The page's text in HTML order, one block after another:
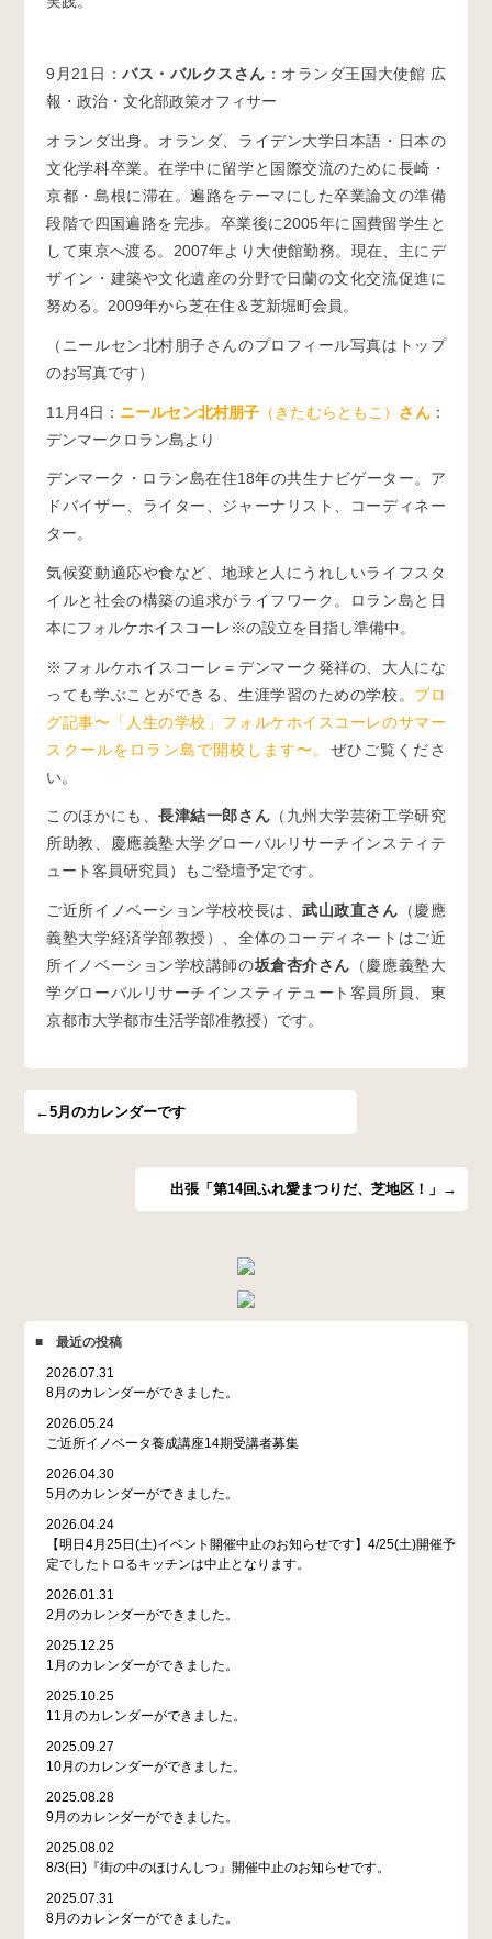
9月21日：バス・バルクスさん ：オランダ王国大使館 広
報・政治・文化部政策オフィサー
オランダ出身。オランダ、ライデン大学日本語・日本の
文化学科卒業。在学中に留学と国際交流のために長崎・
京都・島根に滞在。遍路をテーマにした卒業論文の準備
段階で四国遍路を完歩。卒業後に2005年に国費留学生と
して東京へ渡る。2007年より大使館勤務。現在、主にデ
ザイン・建築や文化遺産の分野で日蘭の文化交流促進に
努める。2009年から芝在住＆芝新堀町会員。
（ニールセン北村朋子さんのプロフィール写真はトップ
のお写真です）
11月4日： ニールセン北村朋子 （きたむらともこ） さん：
デンマークロラン島より
デンマーク・ロラン島在住18年の共生ナビゲーター。ア
ドバイザー、ライター、ジャーナリスト、コーディネー
ター。
気候変動適応や食など、地球と人にうれしいライフスタ
イルと社会の構築の追求がライフワーク。ロラン島と日
本にフォルケホイスコーレ※の設立を目指し準備中。
※フォルケホイスコーレ＝デンマーク発祥の、大人にな
っても学ぶことができる、生涯学習のための学校。 ブロ
グ記事〜「人生の学校」フォルケホイスコーレのサマー
スクールをロラン島で開校します〜。 ぜひご覧くださ
い。
このほかにも、長津結一郎さん （九州大学芸術工学研究
所助教、慶應義塾大学グローバルリサーチインスティテ
ュート客員研究員）もご登壇予定です。
ご近所イノベーション学校校長は、武山政直さん （慶應
義塾大学経済学部教授）、全体のコーディネートはご近
所イノベーション学校講師の坂倉杏介さん （慶應義塾大
学グローバルリサーチインスティテュート客員所員、東
京都市大学都市生活学部准教授）です。
←5月のカレンダーです
出張「第14回ふれ愛まつりだ、芝地区！」→
■ 最近の投稿
2026.07.31
8月のカレンダーができました。
2026.05.24
ご近所イノベータ養成講座14期受講者募集
2026.04.30
5月のカレンダーができました。
2026.04.24
【明日4月25日(土)イベント開催中止のお知らせです】4/25(土)開催予
定でしたトロるキッチンは中止となります。
2026.01.31
2月のカレンダーができました。
2025.12.25
1月のカレンダーができました。
2025.10.25
11月のカレンダーができました。
2025.09.27
10月のカレンダーができました。
2025.08.28
9月のカレンダーができました。
2025.08.02
8/3(日)『街の中のほけんしつ』開催中止のお知らせです。
2025.07.31
8月のカレンダーができました。